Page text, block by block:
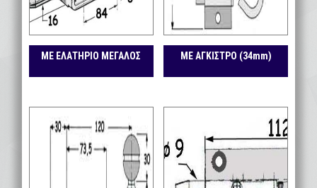
ΜΕ ΕΛΑΤΗΡΙΟ ΜΕΓΑΛΟΣ ΜΕ ΑΓΚΙΣΤΡΟ (34mm)